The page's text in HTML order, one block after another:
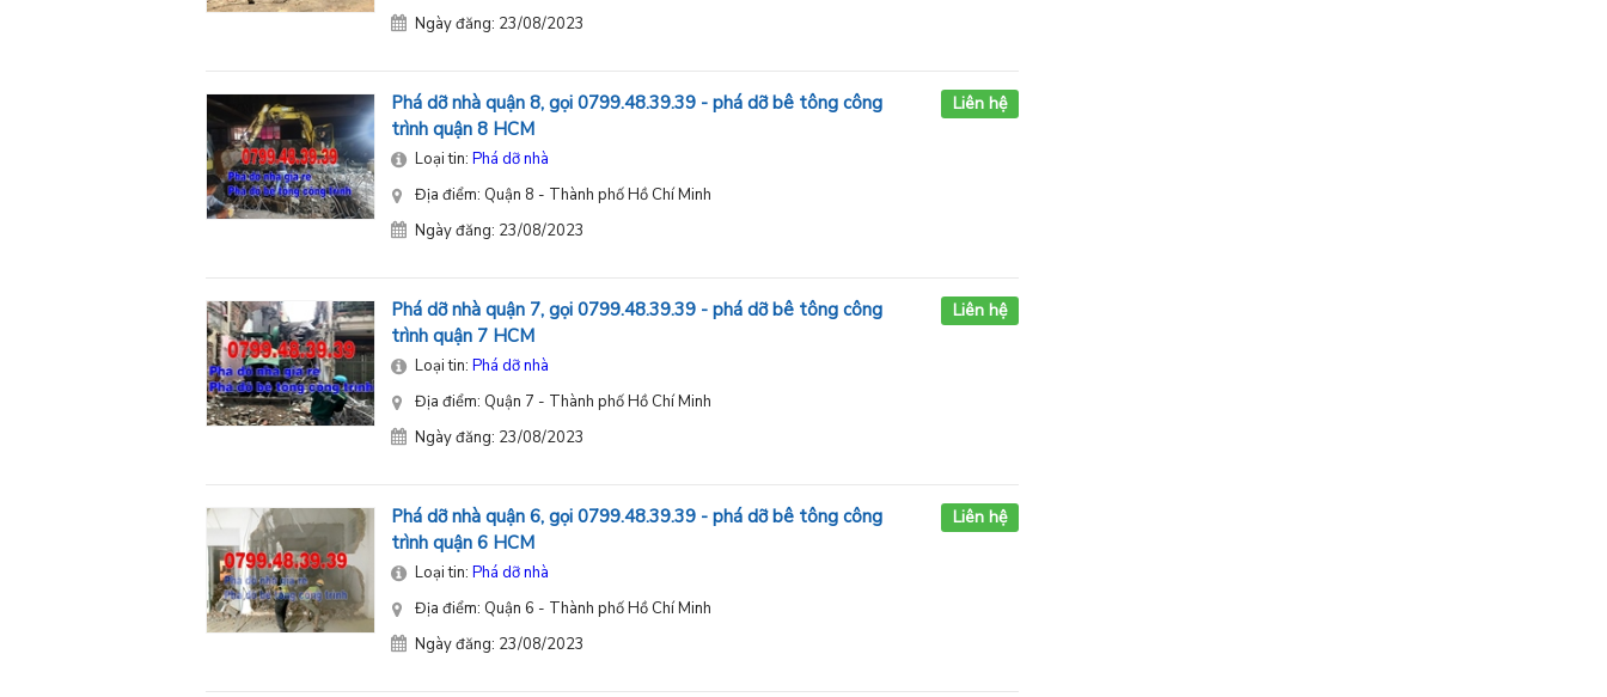
Ngày đăng: 23/08/2023
Phá dỡ nhà quận 8, gọi 0799.48.39.39 - phá dỡ bê tông công
trình quận 8 HCM
Liên hệ
Loại tin: Phá dỡ nhà
Địa điểm: Quận 8 - Thành phố Hồ Chí Minh
Ngày đăng: 23/08/2023
Phá dỡ nhà quận 7, gọi 0799.48.39.39 - phá dỡ bê tông công
trình quận 7 HCM
Liên hệ
Loại tin: Phá dỡ nhà
Địa điểm: Quận 7 - Thành phố Hồ Chí Minh
Ngày đăng: 23/08/2023
Phá dỡ nhà quận 6, gọi 0799.48.39.39 - phá dỡ bê tông công
trình quận 6 HCM
Liên hệ
Loại tin: Phá dỡ nhà
Địa điểm: Quận 6 - Thành phố Hồ Chí Minh
Ngày đăng: 23/08/2023